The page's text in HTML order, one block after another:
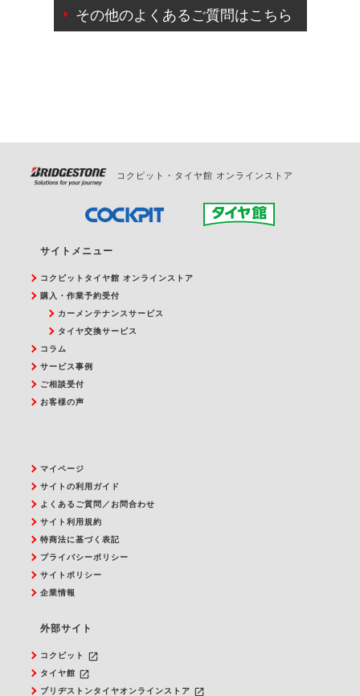
ご来店予約日の3営業日前を過ぎている場合のご予約
の日時変更につきましては、直接ご予約の店舗まで
その他のよくあるご質問はこちら
コクピット・タイヤ館 オンラインストア
サイトメニュー
コクピットタイヤ館 オンラインストア
購入・作業予約受付
カーメンテナンスサービス
タイヤ交換サービス
コラム
サービス事例
ご相談受付
お客様の声
マイページ
サイトの利用ガイド
よくあるご質問／お問合わせ
サイト利用規約
特商法に基づく表記
プライバシーポリシー
サイトポリシー
企業情報
外部サイト
コクピット launch
タイヤ館 launch
ブリヂストンタイヤオンラインストア launch